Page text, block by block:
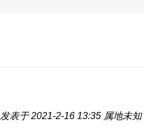
发表于 2021-2-16 13:35 属地未知